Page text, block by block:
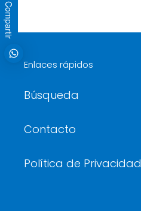
Enlaces rápidos
Búsqueda
Contacto
Política de Privacidad
Compartir